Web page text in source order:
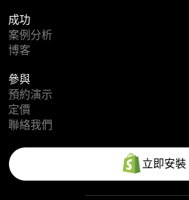
成功
案例分析
博客
參與
預約演示
定價
聯絡我們
立即安裝